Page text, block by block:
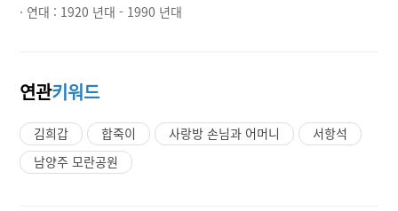
· 연대 : 1920 년대 - 1990 년대
연관키워드
김희갑 합죽이 사랑방 손님과 어머니
서항석
남양주 모란공원